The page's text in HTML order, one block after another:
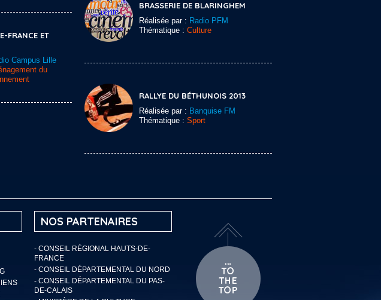
FRANCE ET
Campus Lille
du
BRASSERIE DE BLARINGHEM
Réalisée par : Radio PFM
Thématique : Culture
RALLYE DU BÉTHUNOIS 2013
Réalisée par : Banquise FM
Thématique : Sport
NOS PARTENAIRES
- CONSEIL RÉGIONAL HAUTS-DE-
FRANCE
- CONSEIL DÉPARTEMENTAL DU NORD
- CONSEIL DÉPARTEMENTAL DU PAS-
DE-CALAIS